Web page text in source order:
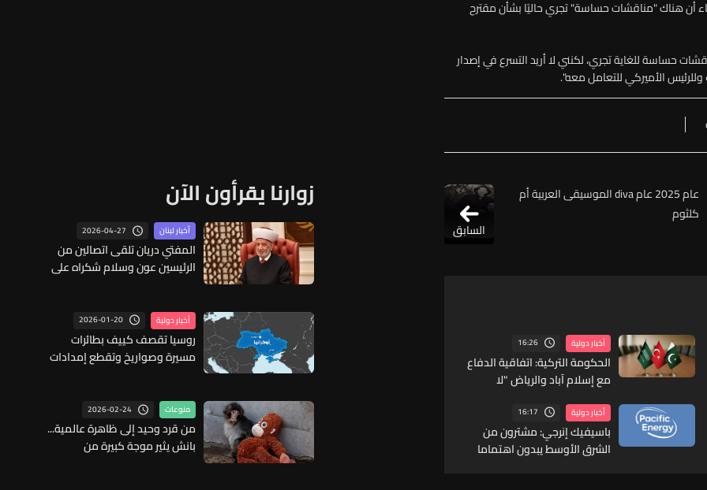
أن هناك "مناقشات حساسة" تجري حاليًا بشأن مقترح
حساسة للغاية تجري، لكنني لا أريد التسرع في إصدار
الأميركي للتعامل معه".
عام 2025 عام diva الموسيقى العربية أم
كلثوم
السابق
أخبار دولية 16:26
الحكومة التركية: اتفاقية الدفاع
مع إسلام آباد والرياض "لا
أخبار دولية 16:17
باسيفيك إنرجي: مشترون من
الشرق الأوسط يبدون اهتماما
زوارنا يقرأون الآن
أخبار لبنان 2026-04-27
المفتي دريان تلقى اتصالين من
الرئيسين عون وسلام شكراه على
أخبار دولية 2026-01-20
روسيا تقصف كييف بطائرات
مسيرة وصواريخ وتقطع إمدادات
منوعات 2026-02-24
من قرد وحيد إلى ظاهرة عالمية...
بانش يثير موجة كبيرة من